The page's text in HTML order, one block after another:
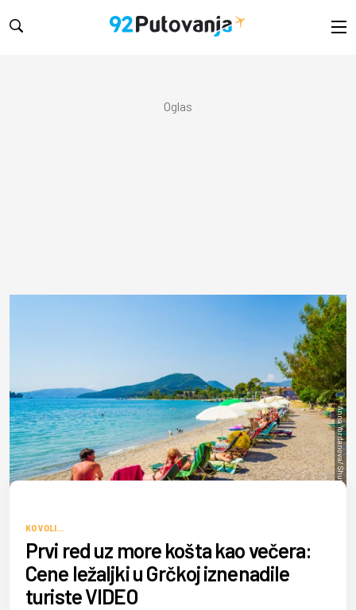
Anna Yordanova/ Shutterstock
KO VOLI...
Prvi red uz more košta kao večera:
Cene ležaljki u Grčkoj iznenadile
turiste VIDEO